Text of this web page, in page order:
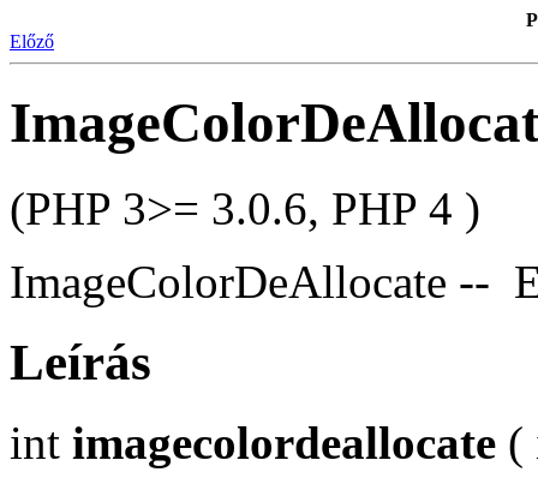
Előző
(PHP 3>= 3.0.6, PHP 4 )
ImageColorDeAllocate --
Leírás
int imagecolordeallocate (